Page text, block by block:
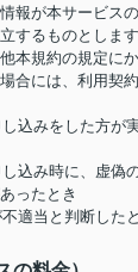
報が本サービス
するものとします
本規約の規定に
合には、利用契
込みをした方が
込み時に、虚偽
ったとき
適当と判断した